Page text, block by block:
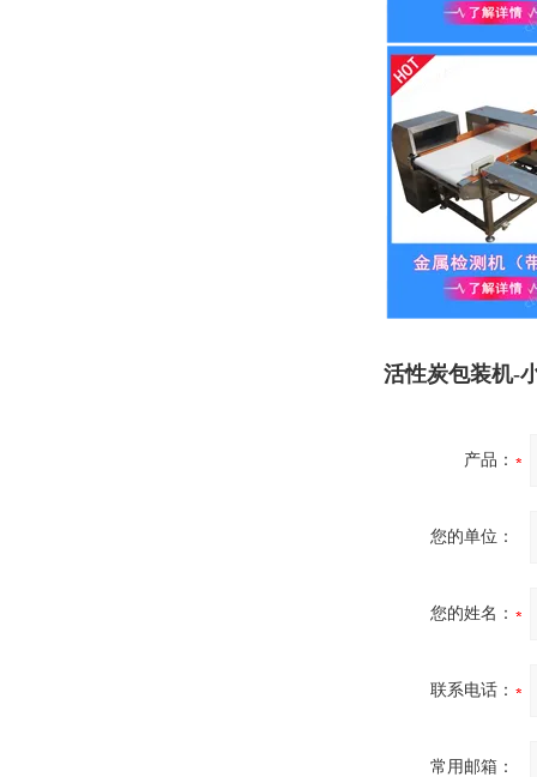
活性炭包装机-
产品：
您的单位：
您的姓名：
联系电话：
常用邮箱：